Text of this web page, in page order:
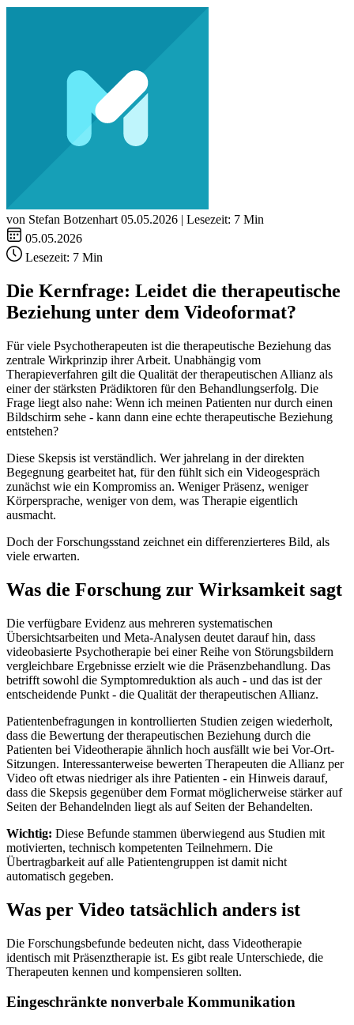
von Stefan Botzenhart 05.05.2026 | Lesezeit: 7 Min
05.05.2026
Lesezeit: 7 Min
Die Kernfrage: Leidet die therapeutische
Beziehung unter dem Videoformat?
Für viele Psychotherapeuten ist die therapeutische Beziehung das
zentrale Wirkprinzip ihrer Arbeit. Unabhängig vom
Therapieverfahren gilt die Qualität der therapeutischen Allianz als
einer der stärksten Prädiktoren für den Behandlungserfolg. Die
Frage liegt also nahe: Wenn ich meinen Patienten nur durch einen
Bildschirm sehe - kann dann eine echte therapeutische Beziehung
entstehen?
Diese Skepsis ist verständlich. Wer jahrelang in der direkten
Begegnung gearbeitet hat, für den fühlt sich ein Videogespräch
zunächst wie ein Kompromiss an. Weniger Präsenz, weniger
Körpersprache, weniger von dem, was Therapie eigentlich
ausmacht.
Doch der Forschungsstand zeichnet ein differenzierteres Bild, als
viele erwarten.
Was die Forschung zur Wirksamkeit sagt
Die verfügbare Evidenz aus mehreren systematischen
Übersichtsarbeiten und Meta-Analysen deutet darauf hin, dass
videobasierte Psychotherapie bei einer Reihe von Störungsbildern
vergleichbare Ergebnisse erzielt wie die Präsenzbehandlung. Das
betrifft sowohl die Symptomreduktion als auch - und das ist der
entscheidende Punkt - die Qualität der therapeutischen Allianz.
Patientenbefragungen in kontrollierten Studien zeigen wiederholt,
dass die Bewertung der therapeutischen Beziehung durch die
Patienten bei Videotherapie ähnlich hoch ausfällt wie bei Vor-Ort-
Sitzungen. Interessanterweise bewerten Therapeuten die Allianz per
Video oft etwas niedriger als ihre Patienten - ein Hinweis darauf,
dass die Skepsis gegenüber dem Format möglicherweise stärker auf
Seiten der Behandelnden liegt als auf Seiten der Behandelten.
Wichtig: Diese Befunde stammen überwiegend aus Studien mit
motivierten, technisch kompetenten Teilnehmern. Die
Übertragbarkeit auf alle Patientengruppen ist damit nicht
automatisch gegeben.
Was per Video tatsächlich anders ist
Die Forschungsbefunde bedeuten nicht, dass Videotherapie
identisch mit Präsenztherapie ist. Es gibt reale Unterschiede, die
Therapeuten kennen und kompensieren sollten.
Eingeschränkte nonverbale Kommunikation